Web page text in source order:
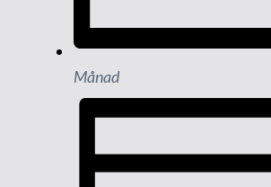
Månad